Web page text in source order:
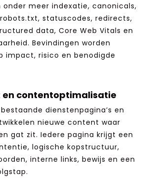
onder meer indexatie, canonicals,
statuscodes, redirects,
data, Core Web Vitals en
Bevindingen worden
impact, risico en benodigde
en contentoptimalisatie
dienstenpagina’s en
nieuwe content waar
gat zit. Iedere pagina krijgt een
logische kopstructuur,
interne links, bewijs en een